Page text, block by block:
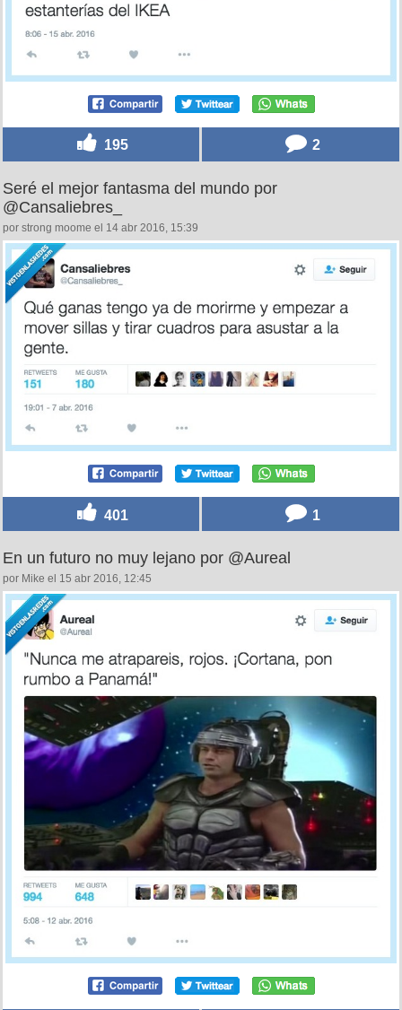
195 2
Seré el mejor fantasma del mundo por
@Cansaliebres_
por strong moome el 14 abr 2016, 15:39
401 1
En un futuro no muy lejano por @Aureal
por Mike el 15 abr 2016, 12:45